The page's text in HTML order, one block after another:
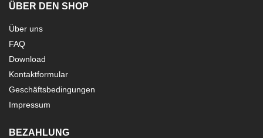
ÜBER DEN SHOP
Über uns
FAQ
Download
Kontaktformular
Geschäftsbedingungen
Impressum
BEZAHLUNG